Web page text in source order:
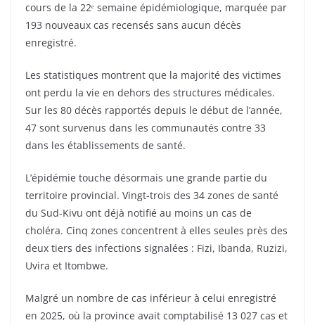
cours de la 22ᵉ semaine épidémiologique, marquée par
193 nouveaux cas recensés sans aucun décès
enregistré.
Les statistiques montrent que la majorité des victimes
ont perdu la vie en dehors des structures médicales.
Sur les 80 décès rapportés depuis le début de l’année,
47 sont survenus dans les communautés contre 33
dans les établissements de santé.
L’épidémie touche désormais une grande partie du
territoire provincial. Vingt-trois des 34 zones de santé
du Sud-Kivu ont déjà notifié au moins un cas de
choléra. Cinq zones concentrent à elles seules près des
deux tiers des infections signalées : Fizi, Ibanda, Ruzizi,
Uvira et Itombwe.
Malgré un nombre de cas inférieur à celui enregistré
en 2025, où la province avait comptabilisé 13 027 cas et